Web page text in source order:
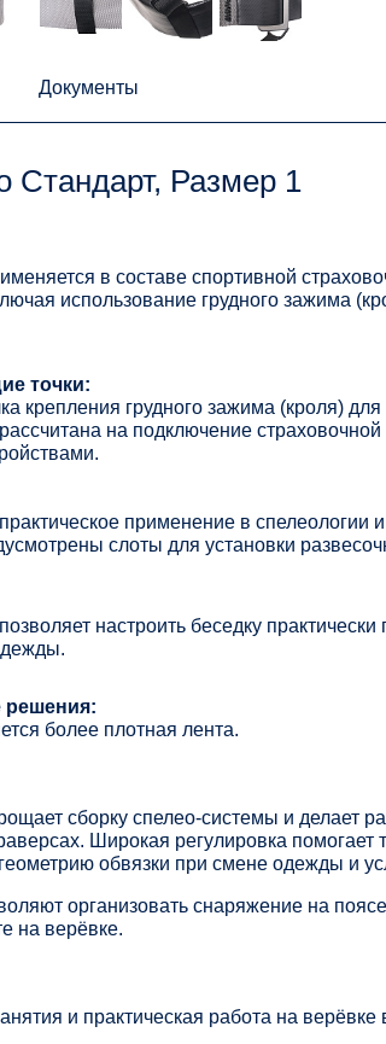
Документы
Стандарт, Размер 1
в составе спортивной
использование грудного зажима
точки:
крепления грудного зажима (кроля)
на подключение
применение в спелеологии
слоты для установки
настроить беседку
решения:
более плотная лента.
сборку спелео-системы и делает
Широкая регулировка помогает
обвязки при смене одежды и
организовать снаряжение на
на верёвке.
и практическая работа на